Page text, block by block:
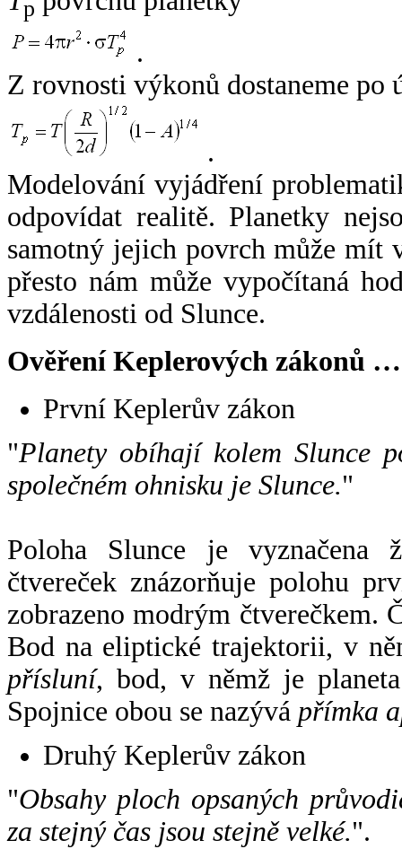
p
.
Z rovnosti výkonů dostaneme po
.
Modelování vyjádření
odpovídat realitě. Planetky
samotný jejich povrch může mít
přesto nám může vypočítaná
vzdálenosti od Slunce.
Ověření Keplerových zákonů …
První Keplerův zákon
"Planety obíhají kolem Slunce
společném ohnisku je Slunce."
Poloha Slunce je vyznačena
čtvereček znázorňuje polohu
zobrazeno modrým čtverečkem.
Bod na eliptické trajektorii, v
přísluní, bod, v němž je
Spojnice obou se nazývá přímka
Druhý Keplerův zákon
"Obsahy ploch opsaných
za stejný čas jsou stejně velké.".